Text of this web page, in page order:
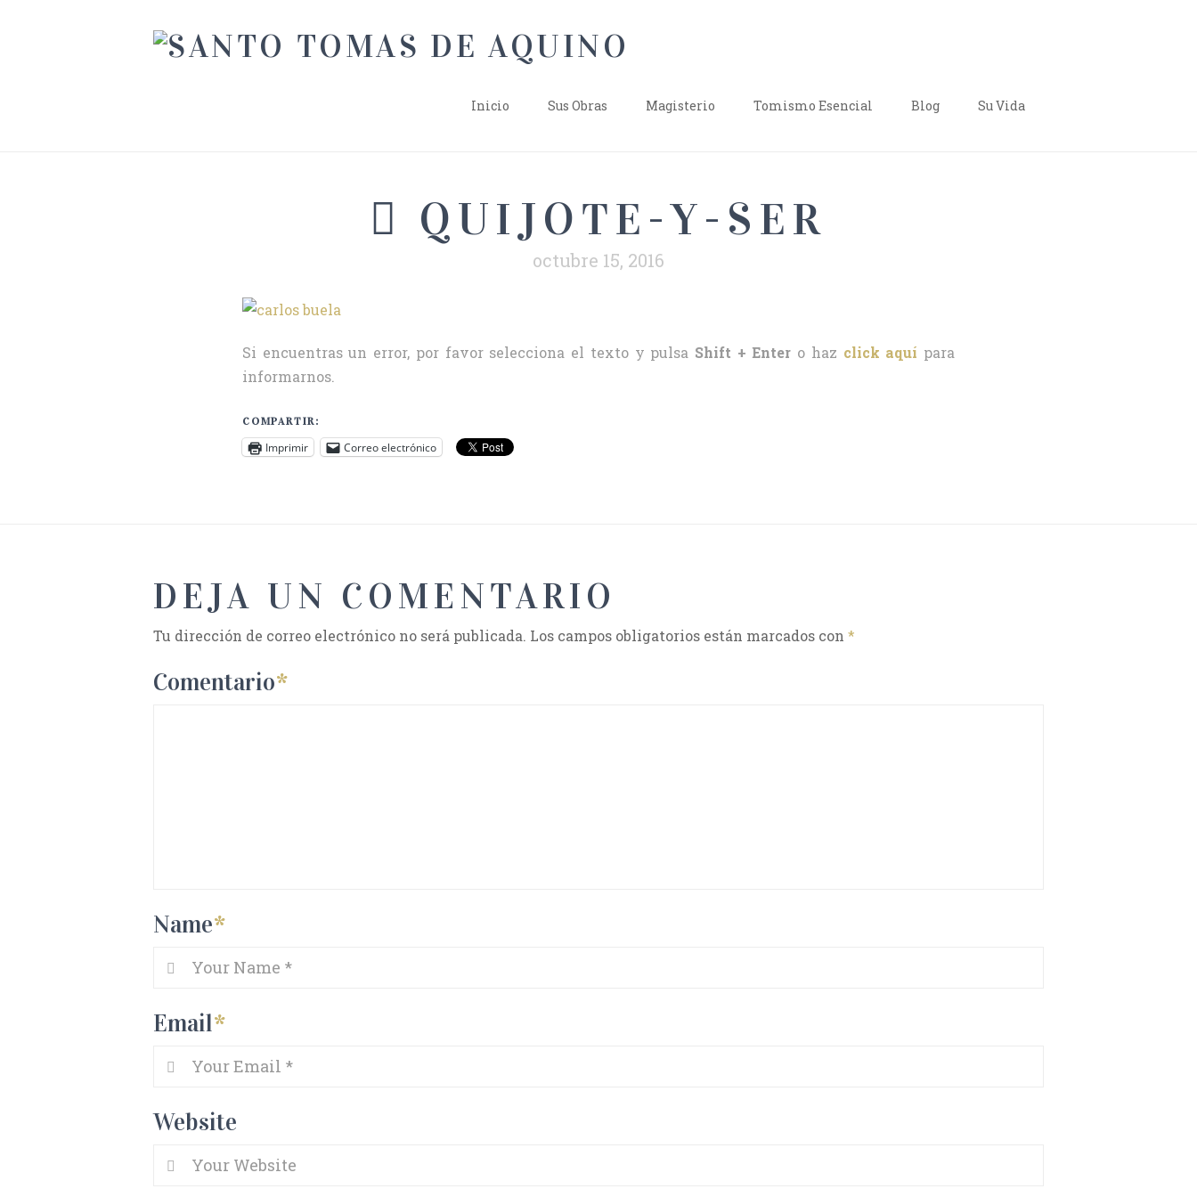
Inicio Sus Obras Magisterio Tomismo Esencial Blog Su Vida
QUIJOTE-Y-SER
octubre 15, 2016
Si encuentras un error, por favor selecciona el texto y pulsa Shift + Enter o haz click aquí para
informarnos.
COMPARTIR:
Imprimir Correo electrónico
DEJA UN COMENTARIO
Tu dirección de correo electrónico no será publicada. Los campos obligatorios están marcados con *
Comentario*
Name*
Email*
Website